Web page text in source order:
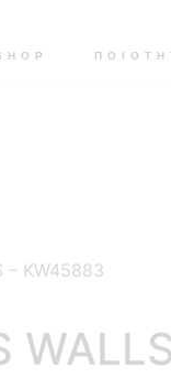
– KW45883